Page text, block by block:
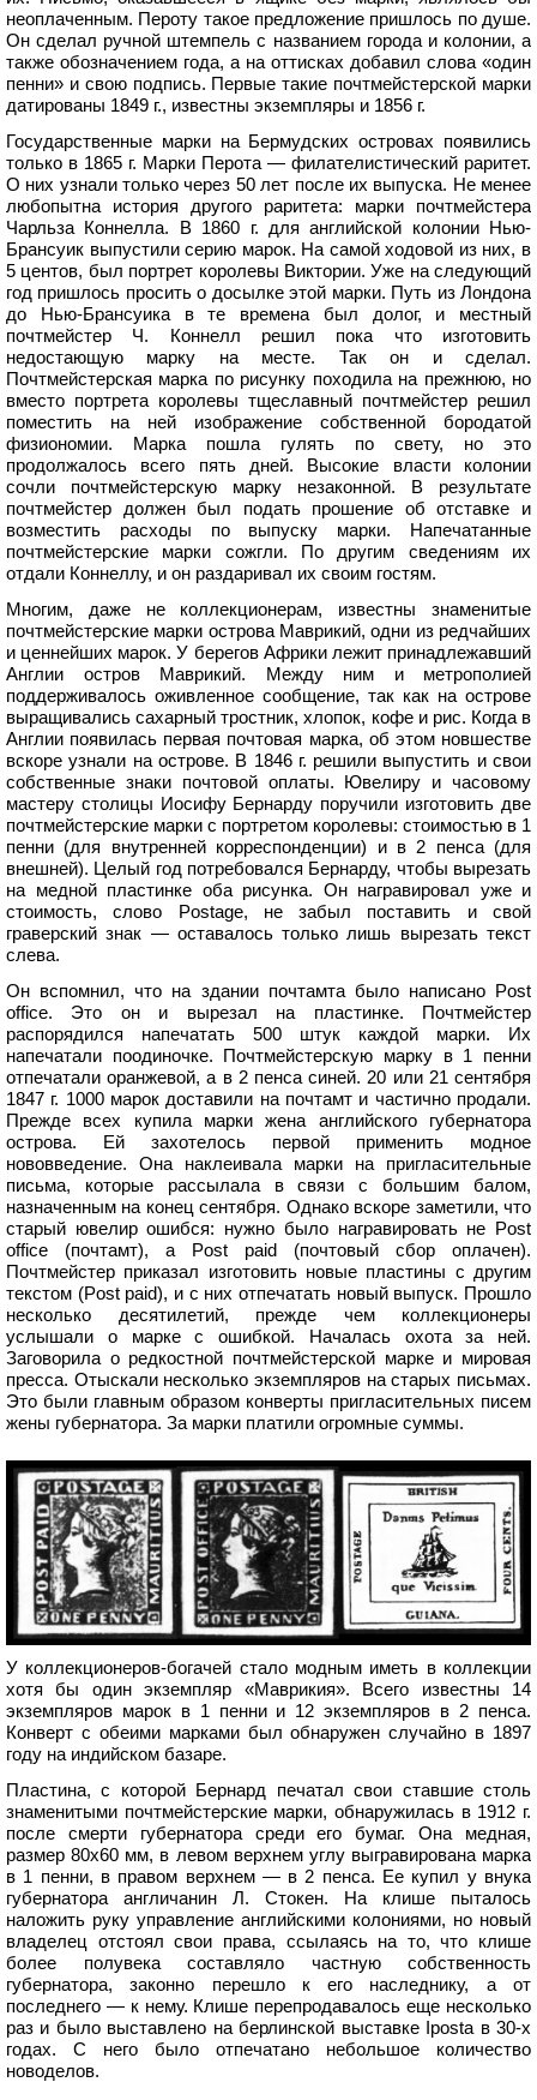
неоплаченным. Пероту такое предложение пришлось по душе.
Он сделал ручной штемпель с названием города и колонии, а
также обозначением года, а на оттисках добавил слова «один
пенни» и свою подпись. Первые такие почтмейстерской марки
датированы 1849 г., известны экземпляры и 1856 г.
Государственные марки на Бермудских островах появились
только в 1865 г. Марки Перота — филателистический раритет.
О них узнали только через 50 лет после их выпуска. Не менее
любопытна история другого раритета: марки почтмейстера
Чарльза Коннелла. В 1860 г. для английской колонии Нью-
Брансуик выпустили серию марок. На самой ходовой из них, в
5 центов, был портрет королевы Виктории. Уже на следующий
год пришлось просить о досылке этой марки. Путь из Лондона
до Нью-Брансуика в те времена был долог, и местный
почтмейстер Ч. Коннелл решил пока что изготовить
недостающую марку на месте. Так он и сделал.
Почтмейстерская марка по рисунку походила на прежнюю, но
вместо портрета королевы тщеславный почтмейстер решил
поместить на ней изображение собственной бородатой
физиономии. Марка пошла гулять по свету, но это
продолжалось всего пять дней. Высокие власти колонии
сочли почтмейстерскую марку незаконной. В результате
почтмейстер должен был подать прошение об отставке и
возместить расходы по выпуску марки. Напечатанные
почтмейстерские марки сожгли. По другим сведениям их
отдали Коннеллу, и он раздаривал их своим гостям.
Многим, даже не коллекционерам, известны знаменитые
почтмейстерские марки острова Маврикий, одни из редчайших
и ценнейших марок. У берегов Африки лежит принадлежавший
Англии остров Маврикий. Между ним и метрополией
поддерживалось оживленное сообщение, так как на острове
выращивались сахарный тростник, хлопок, кофе и рис. Когда в
Англии появилась первая почтовая марка, об этом новшестве
вскоре узнали на острове. В 1846 г. решили выпустить и свои
собственные знаки почтовой оплаты. Ювелиру и часовому
мастеру столицы Иосифу Бернарду поручили изготовить две
почтмейстерские марки с портретом королевы: стоимостью в 1
пенни (для внутренней корреспонденции) и в 2 пенса (для
внешней). Целый год потребовался Бернарду, чтобы вырезать
на медной пластинке оба рисунка. Он награвировал уже и
стоимость, слово Postage, не забыл поставить и свой
граверский знак — оставалось только лишь вырезать текст
слева.
Он вспомнил, что на здании почтамта было написано Post
office. Это он и вырезал на пластинке. Почтмейстер
распорядился напечатать 500 штук каждой марки. Их
напечатали поодиночке. Почтмейстерскую марку в 1 пенни
отпечатали оранжевой, а в 2 пенса синей. 20 или 21 сентября
1847 г. 1000 марок доставили на почтамт и частично продали.
Прежде всех купила марки жена английского губернатора
острова. Ей захотелось первой применить модное
нововведение. Она наклеивала марки на пригласительные
письма, которые рассылала в связи с большим балом,
назначенным на конец сентября. Однако вскоре заметили, что
старый ювелир ошибся: нужно было награвировать не Post
office (почтамт), a Post paid (почтовый сбор оплачен).
Почтмейстер приказал изготовить новые пластины с другим
текстом (Post paid), и с них отпечатать новый выпуск. Прошло
несколько десятилетий, прежде чем коллекционеры
услышали о марке с ошибкой. Началась охота за ней.
Заговорила о редкостной почтмейстерской марке и мировая
пресса. Отыскали несколько экземпляров на старых письмах.
Это были главным образом конверты пригласительных писем
жены губернатора. За марки платили огромные суммы.
У коллекционеров-богачей стало модным иметь в коллекции
хотя бы один экземпляр «Маврикия». Всего известны 14
экземпляров марок в 1 пенни и 12 экземпляров в 2 пенса.
Конверт с обеими марками был обнаружен случайно в 1897
году на индийском базаре.
Пластина, с которой Бернард печатал свои ставшие столь
знаменитыми почтмейстерские марки, обнаружилась в 1912 г.
после смерти губернатора среди его бумаг. Она медная,
размер 80x60 мм, в левом верхнем углу выгравирована марка
в 1 пенни, в правом верхнем — в 2 пенса. Ее купил у внука
губернатора англичанин Л. Стокен. На клише пыталось
наложить руку управление английскими колониями, но новый
владелец отстоял свои права, ссылаясь на то, что клише
более полувека составляло частную собственность
губернатора, законно перешло к его наследнику, а от
последнего — к нему. Клише перепродавалось еще несколько
раз и было выставлено на берлинской выставке Iposta в 30-х
годах. С него было отпечатано небольшое количество
новоделов.